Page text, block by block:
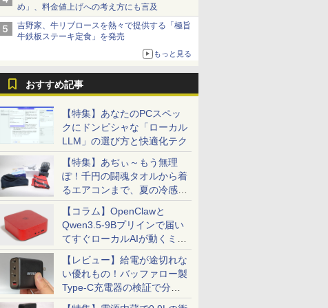
め」、料金値上げへの考え方にも言及
吉野家、牛リブロースを熱々で提供する「極旨
牛鉄板ステーキ定食」を発売
もっと見る
おすすめ記事
【特集】あなたのPCスペッ
クにドンピシャな「ローカル
LLM」の選び方と快適化テク
【特集】あぢぃ～もう無理
ぽ！千円の闘魂タオルから着
るエアコンまで、夏の冷感グ
ッズ一挙紹介
【コラム】OpenClawと
Qwen3.5-9Bプリインで届い
てすぐローカルAIが動くミニ
PC「SER9 Pro」
【レビュー】給電が途切れな
い優れもの！バッファロー製
Type-C充電器の検証で分か
ったこと